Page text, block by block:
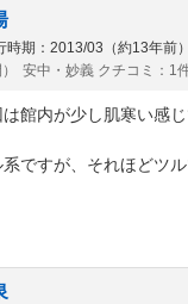
時期：2013/03（約13年前）
安中・妙義 クチコミ：1
館内が少し肌寒い感
ですが、それほどツ